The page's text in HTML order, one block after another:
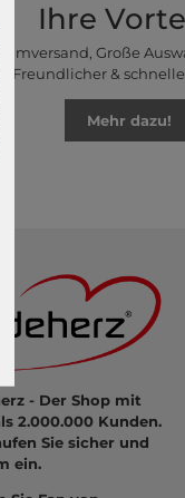
Ihre
Große
Freundlicher &
Mehr dazu!
- Der Shop mit
2.000.000 Kunden.
Sie sicher und
ein.